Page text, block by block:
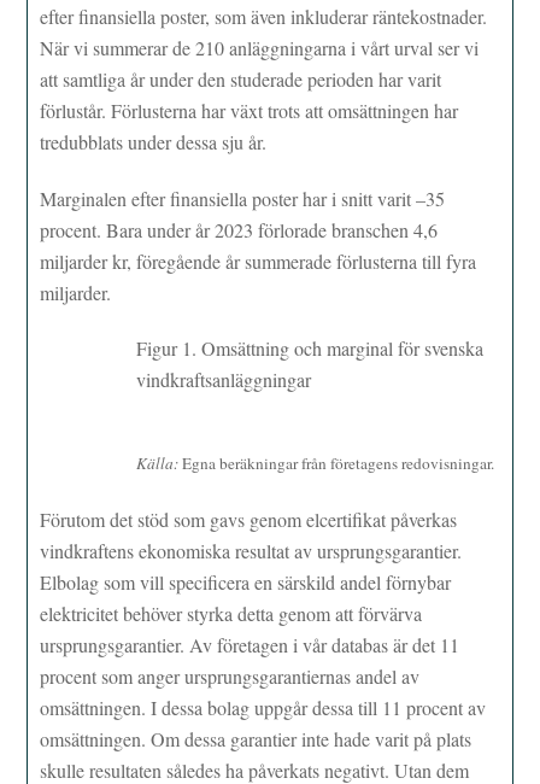
efter finansiella poster, som även inkluderar räntekostnader.
När vi summerar de 210 anläggningarna i vårt urval ser vi
att samtliga år under den studerade perioden har varit
förlustår. Förlusterna har växt trots att omsättningen har
tredubblats under dessa sju år.
Marginalen efter finansiella poster har i snitt varit –35
procent. Bara under år 2023 förlorade branschen 4,6
miljarder kr, föregående år summerade förlusterna till fyra
miljarder.
Figur 1. Omsättning och marginal för svenska
vindkraftsanläggningar
Källa:Egna beräkningar från företagens redovisningar.
Förutom det stöd som gavs genom elcertifikat påverkas
vindkraftens ekonomiska resultat av ursprungsgarantier.
Elbolag som vill specificera en särskild andel förnybar
elektricitet behöver styrka detta genom att förvärva
ursprungsgarantier. Av företagen i vår databas är det 11
procent som anger ursprungsgarantiernas andel av
omsättningen. I dessa bolag uppgår dessa till 11 procent av
omsättningen. Om dessa garantier inte hade varit på plats
skulle resultaten således ha påverkats negativt. Utan dem